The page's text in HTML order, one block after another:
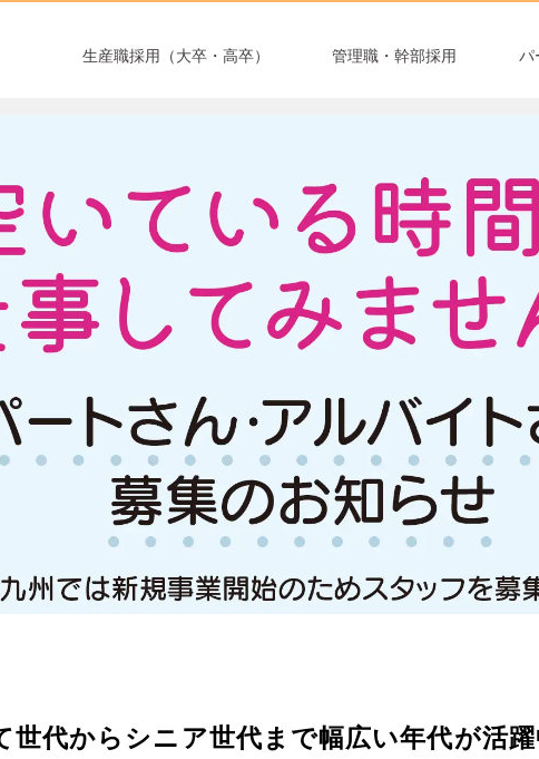
生産職採用（大卒・高卒） 管理職・幹部採用 パ
世代からシニア世代まで幅広い年代が活